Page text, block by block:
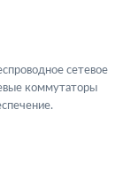
сетевое
коммутаторы